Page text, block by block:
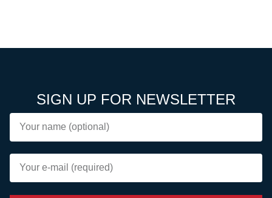
SIGN UP FOR NEWSLETTER